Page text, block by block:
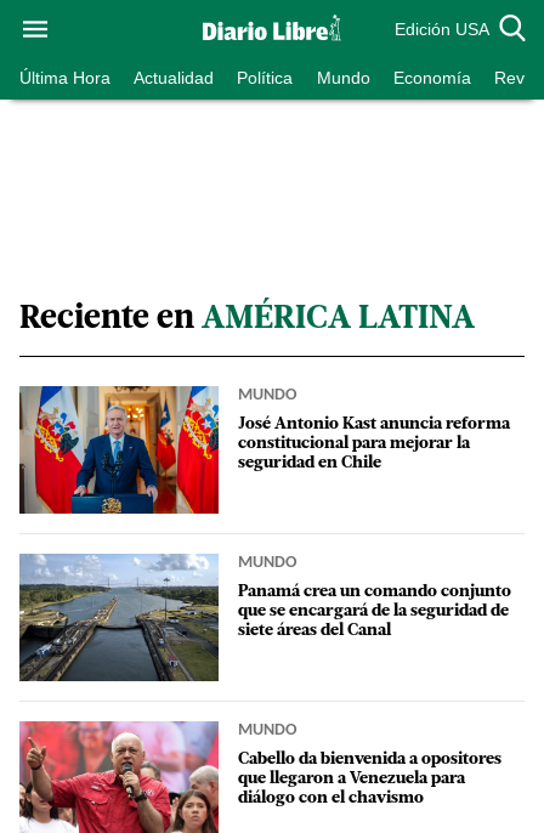
Edición USA
Última Hora Actualidad Política Mundo Economía
Reciente en AMÉRICA LATINA
MUNDO
José Antonio Kast anuncia reforma
constitucional para mejorar la
seguridad en Chile
MUNDO
Panamá crea un comando conjunto
que se encargará de la seguridad de
siete áreas del Canal
MUNDO
Cabello da bienvenida a opositores
que llegaron a Venezuela para
diálogo con el chavismo